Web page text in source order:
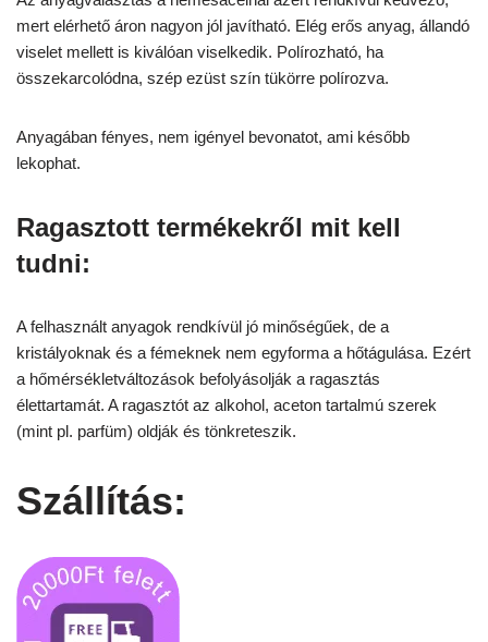
mert elérhető áron nagyon jól javítható. Elég erős anyag, állandó
viselet mellett is kiválóan viselkedik. Polírozható, ha
összekarcolódna, szép ezüst szín tükörre polírozva.
Anyagában fényes, nem igényel bevonatot, ami később
lekophat.
Ragasztott termékekről mit kell
tudni:
A felhasznált anyagok rendkívül jó minőségűek, de a
kristályoknak és a fémeknek nem egyforma a hőtágulása. Ezért
a hőmérsékletváltozások befolyásolják a ragasztás
élettartamát. A ragasztót az alkohol, aceton tartalmú szerek
(mint pl. parfüm) oldják és tönkreteszik.
Szállítás: